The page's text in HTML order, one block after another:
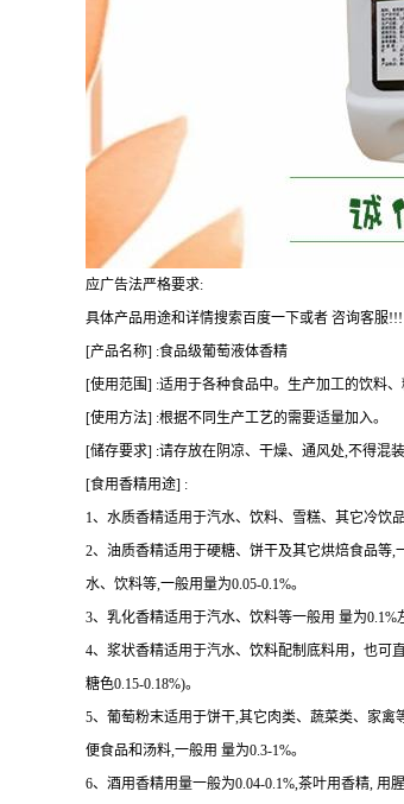
应广告法严格要求:
具体产品用途和详情搜索百度一下或者 咨询客服!!!
[产品名称] :食品级葡萄液体香精
[使用范围] :适用于各种食品中。生产加工的饮料、
[使用方法] :根据不同生产工艺的需要适量加入。
[储存要求] :请存放在阴凉、干燥、通风处,不得混
[食用香精用途] :
1、水质香精适用于汽水、饮料、雪糕、其它冷饮
2、油质香精适用于硬糖、饼干及其它烘焙食品等
水、饮料等,一般用量为0.05-0.1%。
3、乳化香精适用于汽水、饮料等一般用 量为0.1%
4、浆状香精适用于汽水、饮料配制底料用，也可
糖色0.15-0.18%)。
5、葡萄粉末适用于饼干,其它肉类、蔬菜类、家
便食品和汤料,一般用 量为0.3-1%。
6、酒用香精用量一般为0.04-0.1%,茶叶用香精, 用